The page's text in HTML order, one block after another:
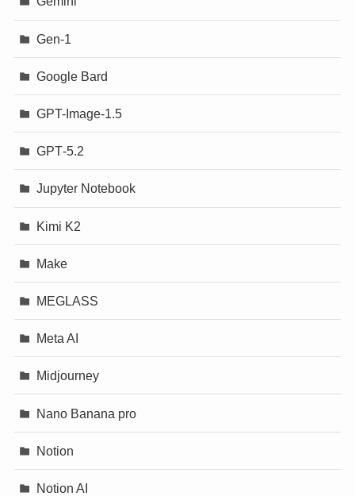
Gen-1
Google Bard
GPT-Image-1.5
GPT‐5.2
Jupyter Notebook
Kimi K2
Make
MEGLASS
Meta AI
Midjourney
Nano Banana pro
Notion
Notion AI